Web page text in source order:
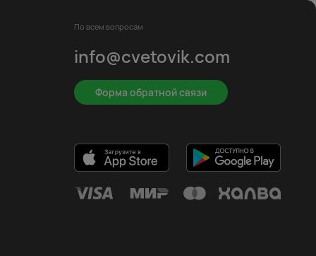
По всем вопросам
info@cvetovik.com
Форма обратной связи